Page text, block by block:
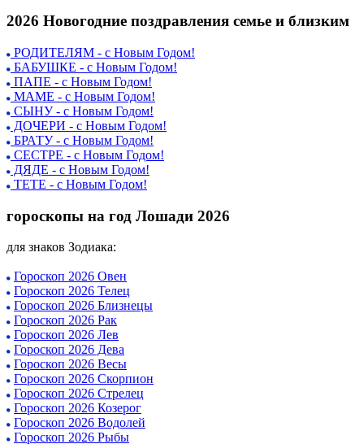
2026 Новогодние поздравления семье и близким
РОДИТЕЛЯМ - с Новым Годом!
БАБУШКЕ - с Новым Годом!
ПАПЕ - с Новым Годом!
МАМЕ - с Новым Годом!
СЫНУ - с Новым Годом!
ДОЧЕРИ - с Новым Годом!
БРАТУ - с Новым Годом!
СЕСТРЕ - с Новым Годом!
ДЯДЕ - с Новым Годом!
ТЕТЕ - с Новым Годом!
гороскопы на год Лошади 2026
для знаков Зодиака:
Гороскоп 2026 Овен
Гороскоп 2026 Телец
Гороскоп 2026 Близнецы
Гороскоп 2026 Рак
Гороскоп 2026 Лев
Гороскоп 2026 Дева
Гороскоп 2026 Весы
Гороскоп 2026 Скорпион
Гороскоп 2026 Стрелец
Гороскоп 2026 Козерог
Гороскоп 2026 Водолей
Гороскоп 2026 Рыбы